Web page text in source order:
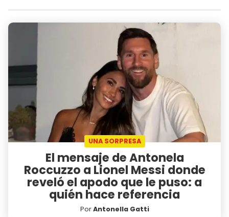
UNA SORPRESA
El mensaje de Antonela
Roccuzzo a Lionel Messi donde
reveló el apodo que le puso: a
quién hace referencia
PorAntonella Gatti